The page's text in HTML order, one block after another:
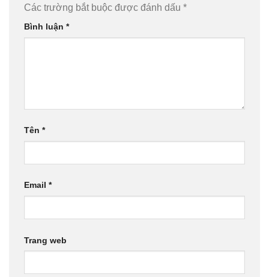
Các trường bắt buộc được đánh dấu *
Bình luận *
Tên *
Email *
Trang web